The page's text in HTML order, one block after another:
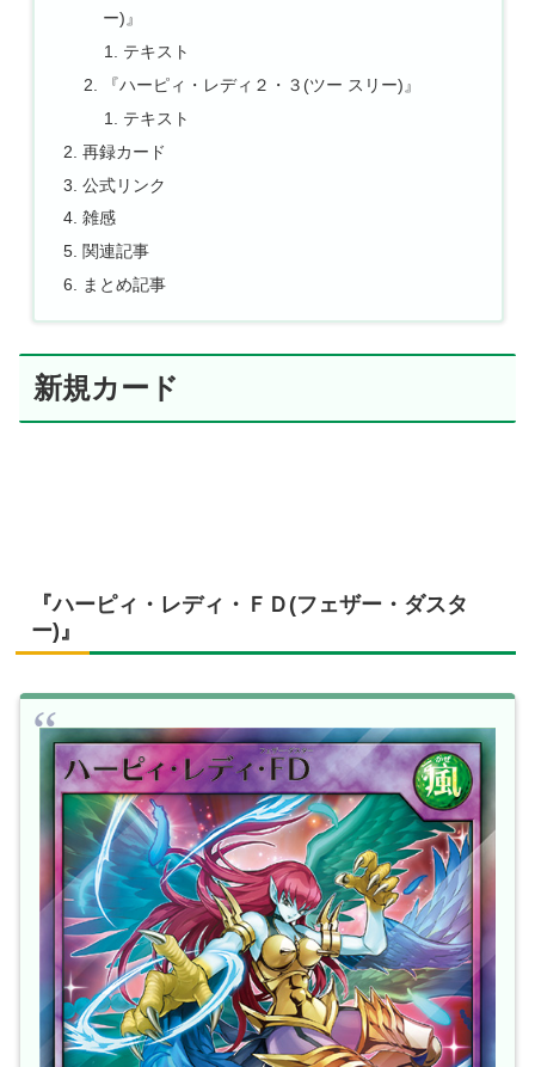
ー)』
テキスト
『ハーピィ・レディ２・３(ツー スリー)』
テキスト
再録カード
公式リンク
雑感
関連記事
まとめ記事
新規カード
『ハーピィ・レディ・ＦＤ(フェザー・ダスタ
ー)』